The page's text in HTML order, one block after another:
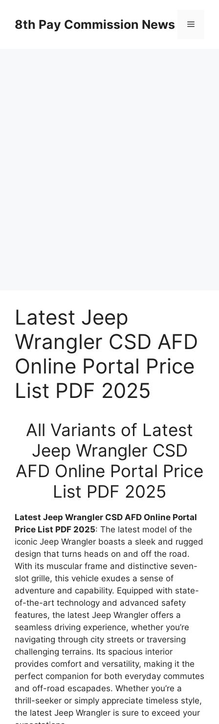
content8th Pay Commission News Menu
Latest Jeep
Wrangler CSD AFD
Online Portal Price
List PDF 2025
All Variants of Latest
Jeep Wrangler CSD
AFD Online Portal Price
List PDF 2025
Latest Jeep Wrangler CSD AFD Online Portal
Price List PDF 2025: The latest model of the
iconic Jeep Wrangler boasts a sleek and rugged
design that turns heads on and off the road.
With its muscular frame and distinctive seven-
slot grille, this vehicle exudes a sense of
adventure and capability. Equipped with state-
of-the-art technology and advanced safety
features, the latest Jeep Wrangler offers a
seamless driving experience, whether you’re
navigating through city streets or traversing
challenging terrains. Its spacious interior
provides comfort and versatility, making it the
perfect companion for both everyday commutes
and off-road escapades. Whether you’re a
thrill-seeker or simply appreciate timeless style,
the latest Jeep Wrangler is sure to exceed your